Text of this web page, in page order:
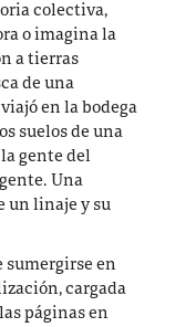
colectiva,
o imagina la
a tierras
de una
en la bodega
suelos de una
gente del
Una
un linaje y su
sumergirse en
cargada
páginas en